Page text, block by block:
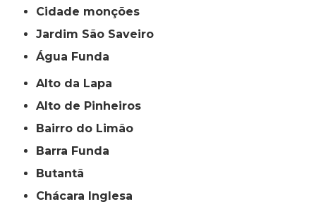
cidade monções
jardim São Saveiro
Água Funda
Alto da Lapa
Alto de Pinheiros
Bairro do Limão
Barra Funda
Butantã
Chácara Inglesa